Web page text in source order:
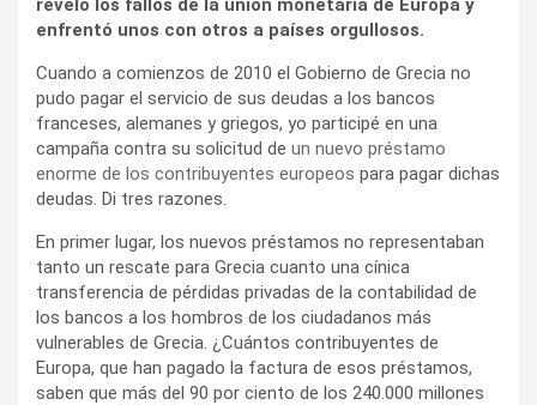
reveló los fallos de la unión monetaria de Europa y
enfrentó unos con otros a países orgullosos.
Cuando a comienzos de 2010 el Gobierno de Grecia no
pudo pagar el servicio de sus deudas a los bancos
franceses, alemanes y griegos, yo participé en una
campaña contra su solicitud de un nuevo préstamo
enorme de los contribuyentes europeos para pagar dichas
deudas. Di tres razones.
En primer lugar, los nuevos préstamos no representaban
tanto un rescate para Grecia cuanto una cínica
transferencia de pérdidas privadas de la contabilidad de
los bancos a los hombros de los ciudadanos más
vulnerables de Grecia. ¿Cuántos contribuyentes de
Europa, que han pagado la factura de esos préstamos,
saben que más del 90 por ciento de los 240.000 millones